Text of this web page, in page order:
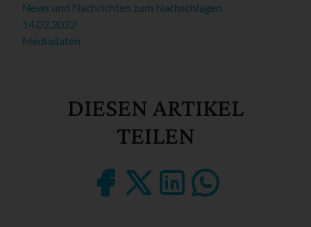
News und Nachrichten zum Nachschlagen
14.02.2022
Mediadaten
DIESEN ARTIKEL
TEILEN